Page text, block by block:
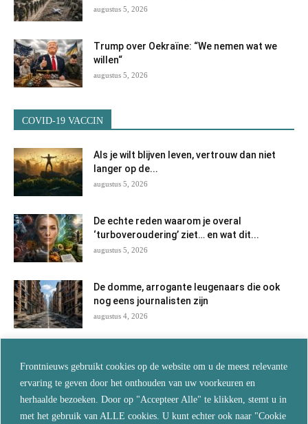
Frontnieuws gebruikt cookies op de website om u de meest relevante
ervaring te geven door het onthouden van uw voorkeuren en
herhaalde bezoeken. Door op "Accepteer Alle" te klikken, stemt u in
met het gebruik van ALLE cookies. U kunt echter ook naar "Cookie
augustus 5, 2026
Trump over Oekraïne: “We nemen wat we
willen“
augustus 5, 2026
COVID-19 VACCIN
Als je wilt blijven leven, vertrouw dan niet
langer op de...
augustus 5, 2026
De echte reden waarom je overal
‘turboveroudering’ ziet… en wat dit...
augustus 5, 2026
De domme, arrogante leugenaars die ook
nog eens journalisten zijn
augustus 4, 2026
augustus 3, 2026
Fauci is ontmaskerd en de